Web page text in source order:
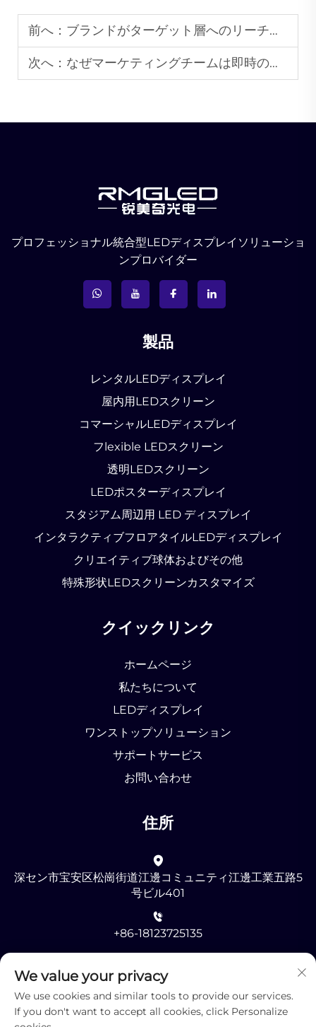
前へ： ブランドがターゲット層へのリーチにLED広告ディスプレイを好む理由は？
次へ： なぜマーケティングチームは即時のプロモーション更新にLEDポスターディスプレイを好むのでしょうか？
プロフェッショナル統合型LEDディスプレイソリューショ
ンプロバイダー
製品
レンタルLEDディスプレイ
屋内用LEDスクリーン
コマーシャルLEDディスプレイ
フlexible LEDスクリーン
透明LEDスクリーン
LEDポスターディスプレイ
スタジアム周辺用 LED ディスプレイ
インタラクティブフロアタイルLEDディスプレイ
クリエイティブ球体およびその他
特殊形状LEDスクリーンカスタマイズ
クイックリンク
ホームページ
私たちについて
LEDディスプレイ
ワンストップソリューション
サポートサービス
お問い合わせ
住所
深セン市宝安区松崗街道江邊コミュニティ江邊工業五路5
号ビル401
+86-18123725135
[email protected]
We value your privacy
We use cookies and similar tools to provide our services.
If you don't want to accept all cookies, click Personalize